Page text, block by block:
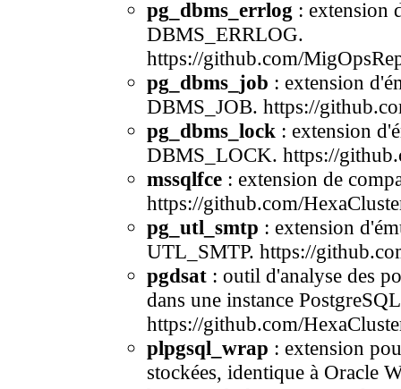
pg_dbms_errlog : extension
DBMS_ERRLOG.
https://github.com/
pg_dbms_job : extension
DBMS_JOB. https://
pg_dbms_lock : extension
DBMS_LOCK. https://
mssqlfce: extension de
https://github.com/
pg_utl_smtp : extension
UTL_SMTP. https://
pgdsat: outil d'analyse des
dans une instance
https://github.com/
plpgsql_wrap : extension
stockées, identique à Oracle